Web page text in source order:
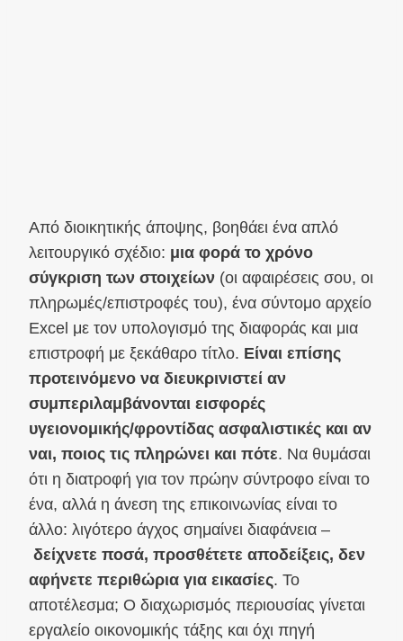
Από διοικητικής άποψης, βοηθάει ένα απλό
λειτουργικό σχέδιο: μια φορά το χρόνο
σύγκριση των στοιχείων (οι αφαιρέσεις σου, οι
πληρωμές/επιστροφές του), ένα σύντομο αρχείο
Excel με τον υπολογισμό της διαφοράς και μια
επιστροφή με ξεκάθαρο τίτλο. Είναι επίσης
προτεινόμενο να διευκρινιστεί αν
συμπεριλαμβάνονται εισφορές
υγειονομικής/φροντίδας ασφαλιστικές και αν
ναι, ποιος τις πληρώνει και πότε. Να θυμάσαι
ότι η διατροφή για τον πρώην σύντροφο είναι το
ένα, αλλά η άνεση της επικοινωνίας είναι το
άλλο: λιγότερο άγχος σημαίνει διαφάνεια –
δείχνετε ποσά, προσθέτετε αποδείξεις, δεν
αφήνετε περιθώρια για εικασίες. Το
αποτέλεσμα; Ο διαχωρισμός περιουσίας γίνεται
εργαλείο οικονομικής τάξης και όχι πηγή